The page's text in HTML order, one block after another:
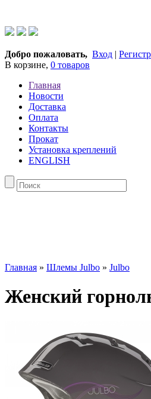
Добро пожаловать, Вход |
В корзине, 0 товаров
Главная
Новости
Доставка
Оплата
Контакты
Прокат
Установка креплений
ENGLISH
Главная » Шлемы Julbo » Julbo
Женский